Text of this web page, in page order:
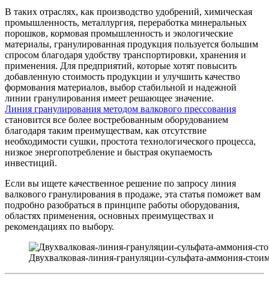
В таких отраслях, как производство удобрений, химическая
промышленность, металлургия, переработка минеральных
порошков, кормовая промышленность и экологические
материалы, гранулированная продукция пользуется большим
спросом благодаря удобству транспортировки, хранения и
применения. Для предприятий, которые хотят повысить
добавленную стоимость продукции и улучшить качество
формования материалов, выбор стабильной и надежной
линии гранулирования имеет решающее значение.
Линия гранулирования методом валкового прессования
становится все более востребованным оборудованием
благодаря таким преимуществам, как отсутствие
необходимости сушки, простота технологического процесса,
низкое энергопотребление и быстрая окупаемость
инвестиций.
Если вы ищете качественное решение по запросу линия
валкового гранулирования в продаже, эта статья поможет вам
подробно разобраться в принципе работы оборудования,
областях применения, основных преимуществах и
рекомендациях по выбору.
Двухвалковая-линия-грануляции-сульфата-аммония-